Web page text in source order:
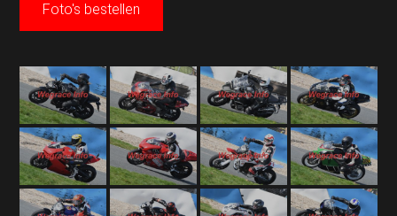
Foto's bestellen